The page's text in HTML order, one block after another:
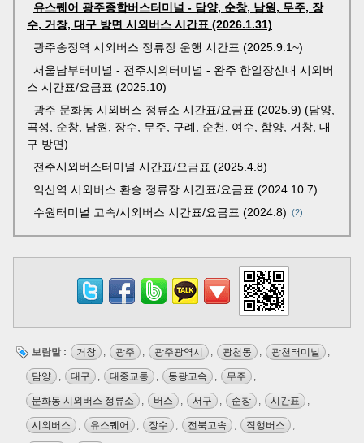
유스퀘어 광주종합버스터미널 - 담양, 순창, 남원, 무주, 장
수, 거창, 대구 방면 시외버스 시간표 (2026.1.31)
광주송정역 시외버스 정류장 운행 시간표 (2025.9.1~)
서울남부터미널 - 전주시외터미널 - 완주 한일장신대 시외버
스 시간표/요금표 (2025.10)
광주 문화동 시외버스 정류소 시간표/요금표 (2025.9) (담양,
곡성, 순창, 남원, 장수, 무주, 구례, 순천, 여수, 함양, 거창, 대
구 방면)
전주시외버스터미널 시간표/요금표 (2025.4.8)
익산역 시외버스 환승 정류장 시간표/요금표 (2024.10.7)
수원터미널 고속/시외버스 시간표/요금표 (2024.8)
2
보람말 : 거창 , 광주 , 광주광역시 , 광천동 , 광천터미널 ,
담양 , 대구 , 대중교통 , 동광고속 , 무주 ,
문화동 시외버스 정류소 , 버스 , 서구 , 순창 , 시간표 ,
시외버스 , 유스퀘어 , 장수 , 전북고속 , 직행버스 ,